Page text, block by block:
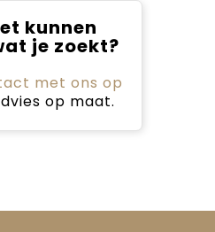
kunnen
je zoekt?
met ons op
op maat.